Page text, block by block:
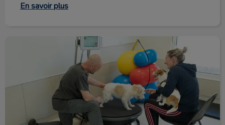
En savoir plus
Nos services vétérinaires